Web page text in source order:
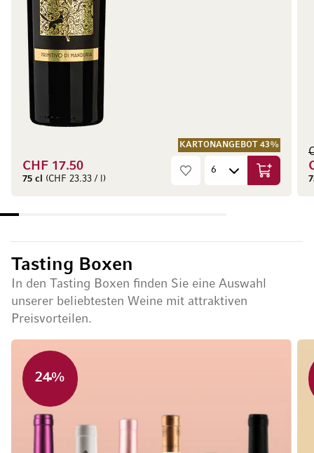
KARTONANGEBOT 43%
CHF 17.50
75 cl (CHF 23.33 / l) In den
Tasting Boxen
In den Tasting Boxen finden Sie eine Auswahl
unserer beliebtesten Weine mit attraktiven
Preisvorteilen.
24%